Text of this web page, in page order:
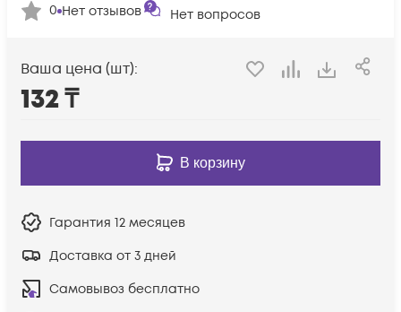
0 Нет отзывов Нет вопросов
Ваша цена (шт):
132₸
В корзину
Гарантия 12 месяцев
Доставка от 3 дней
Самовывоз бесплатно